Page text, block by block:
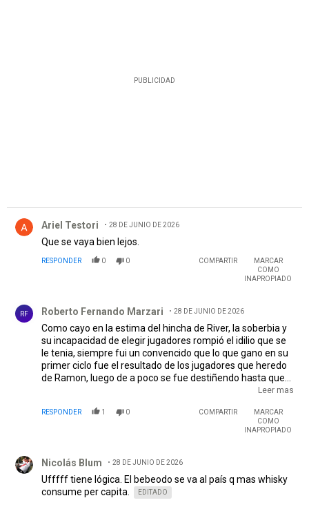
PUBLICIDAD
Ariel Testori 28 DE JUNIO DE 2026
Que se vaya bien lejos.
RESPONDER 0 0 COMPARTIR
MARCAR
COMO
INAPROPIADO
RF Roberto Fernando Marzari 28 DE JUNIO DE 2026
Como cayo en la estima del hincha de River, la soberbia y
su incapacidad de elegir jugadores rompió el idilio que se
le tenia, siempre fui un convencido que lo que gano en su
primer ciclo fue el resultado de los jugadores que heredo
de Ramon, luego de a poco se fue destiñendo hasta que
su ultima competencia tuvo un fracaso espantoso (estoy
ciclo), a veces me pregunto que la estatua que se le
adjudico no era mas para otros ídolos, creo que fue
Leer mas
RESPONDER 1 0 COMPARTIR
MARCAR
COMO
INAPROPIADO
Nicolás Blum 28 DE JUNIO DE 2026
Ufffff tiene lógica. El bebeodo se va al país q mas whisky
consume per capita.
EDITADO